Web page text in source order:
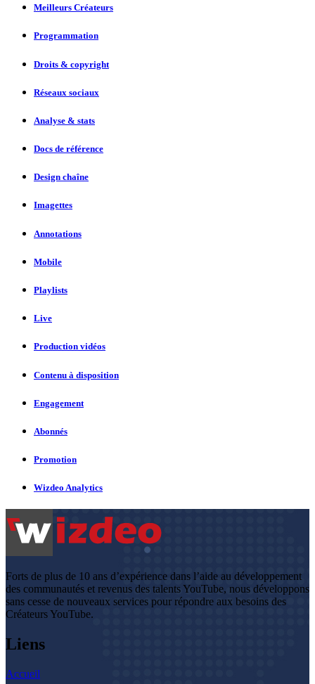
Meilleurs Créateurs
Programmation
Droits & copyright
Réseaux sociaux
Analyse & stats
Docs de référence
Design chaîne
Imagettes
Annotations
Mobile
Playlists
Live
Production vidéos
Contenu à disposition
Engagement
Abonnés
Promotion
Wizdeo Analytics
Forts de plus de 10 ans d’expérience dans l’aide au développement
des communautés et revenus des talents YouTube, nous développons
sans cesse de nouveaux services pour répondre aux besoins des
Créateurs YouTube.
Liens
Accueil